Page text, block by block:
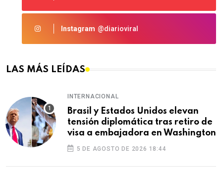
Instagram @diarioviral
LAS MÁS LEÍDAS
INTERNACIONAL
Brasil y Estados Unidos elevan
tensión diplomática tras retiro de
visa a embajadora en Washington
5 DE AGOSTO DE 2026 18:44